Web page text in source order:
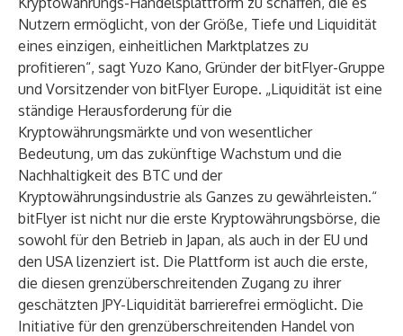
Nutzern ermöglicht, von der Größe, Tiefe und Liquidität
eines einzigen, einheitlichen Marktplatzes zu
profitieren“, sagt Yuzo Kano, Gründer der bitFlyer-Gruppe
und Vorsitzender von bitFlyer Europe. „Liquidität ist eine
ständige Herausforderung für die
Kryptowährungsmärkte und von wesentlicher
Bedeutung, um das zukünftige Wachstum und die
Nachhaltigkeit des BTC und der
Kryptowährungsindustrie als Ganzes zu gewährleisten.“
bitFlyer ist nicht nur die erste Kryptowährungsbörse, die
sowohl für den Betrieb in Japan, als auch in der EU und
den USA lizenziert ist. Die Plattform ist auch die erste,
die diesen grenzüberschreitenden Zugang zu ihrer
geschätzten JPY-Liquidität barrierefrei ermöglicht. Die
Initiative für den grenzüberschreitenden Handel von